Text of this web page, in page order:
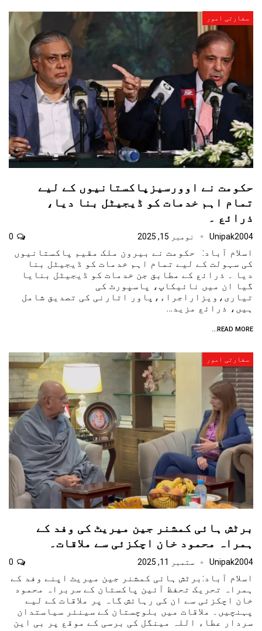
سفارتی امور
حکومت نے اوورسیزپاکستانیوں کے لیے
تمام اہم خدمات کو ڈیجیٹل بنا دیا،
ذرائع ۔
Unipak2004 نومبر 15, 2025
اسلام آباد: حکومت نے بیرون ملک مقیم پاکستانیوں
کی سہولت کے لیے تمام اہم خدمات کو ڈیجیٹل بنا
دیا ۔ ذرائع کے مطابق جن خدمات کو ڈیجیٹل بنایا
گیا ان میں نائیکاپ، پاسپورٹ کی
تیاری،ویزاراجراء،پاور اتارنی کی تصدیق شامل
ہیں، ذرائع مزید…
READ MORE...
سفارتی امور
برٹش ہائی کمشنر جین میریٹ کی وفد کے
ہمراہ محمود خان اچکزئی سے ملاقات۔
Unipak2004 ستمبر 11, 2025
اسلام آباد:برٹش ہائی کمشنر جین میریٹ اپنے وفد کے
ہمراہ تحریک تحفظ آئین پاکستان کے سربراہ محمود
خان اچکزئی سے ان کی رہائش گاہ پر ملاقات کے لیے
پہنچیں۔ ملاقات میں بلوچستان کے سینئر سیاستدان
سردار عطاء اللہ مینگل کی برسی کے موقع پر بی این